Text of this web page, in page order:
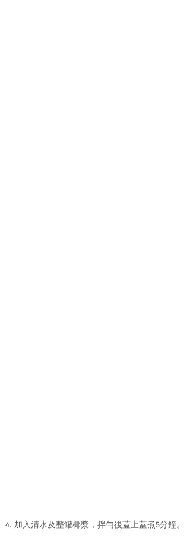
4. 加入清水及整罐椰漿，拌勻後蓋上蓋煮5分鐘。